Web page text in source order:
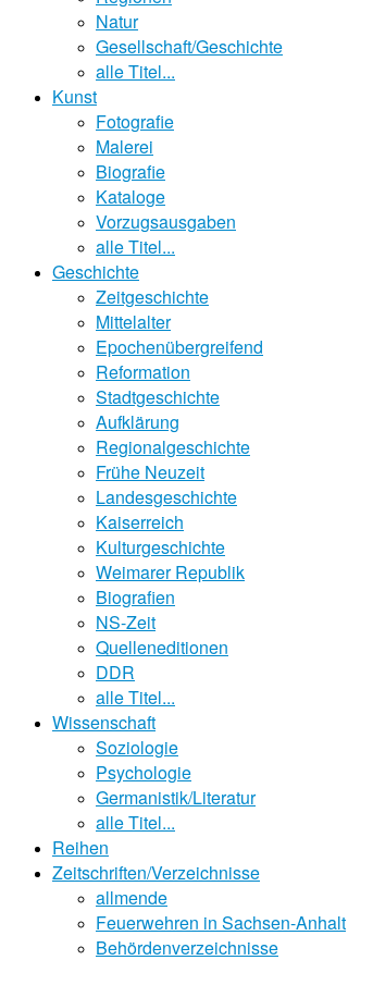
Natur
Gesellschaft/Geschichte
alle Titel...
Kunst
Fotografie
Malerei
Biografie
Kataloge
Vorzugsausgaben
alle Titel...
Geschichte
Zeitgeschichte
Mittelalter
Epochenübergreifend
Reformation
Stadtgeschichte
Aufklärung
Regionalgeschichte
Frühe Neuzeit
Landesgeschichte
Kaiserreich
Kulturgeschichte
Weimarer Republik
Biografien
NS-Zeit
Quelleneditionen
DDR
alle Titel...
Wissenschaft
Soziologie
Psychologie
Germanistik/Literatur
alle Titel...
Reihen
Zeitschriften/Verzeichnisse
allmende
Feuerwehren in Sachsen-Anhalt
Behördenverzeichnisse